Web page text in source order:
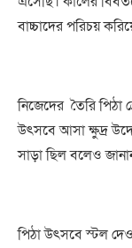
বাচ্চাদেরপরিচয়
নিজেদের তৈরিপিঠা
উৎসবেআসাক্ষুদ্র
সাড়াছিলবলেও
পিঠাউৎসবেস্টল